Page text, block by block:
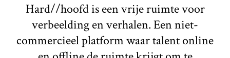
Hard//hoofd is een vrije ruimte voor
verbeelding en verhalen. Een niet-
commercieel platform waar talent online